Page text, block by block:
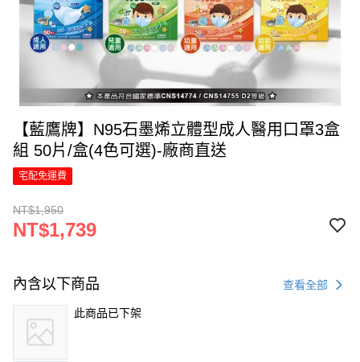
【藍鷹牌】N95石墨烯立體型成人醫用口罩3盒
組 50片/盒(4色可選)-廠商直送
宅配免運費
NT$1,950
NT$1,739
內含以下商品 查看全部
此商品已下架